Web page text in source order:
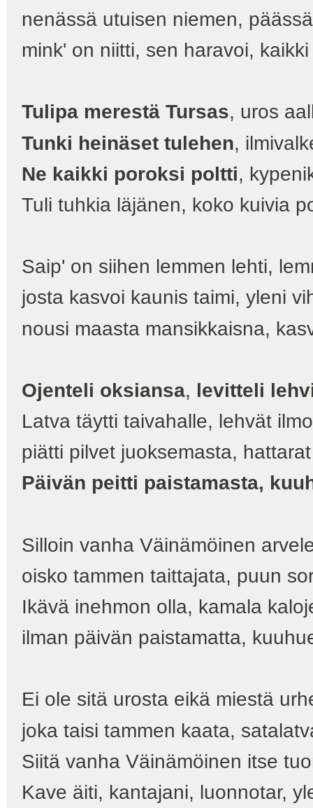
nenässä utuisen niemen,
mink' on niitti, sen haravoi,
Tulipa merestä Tursas, uros
Tunki heinäset tulehen,
Ne kaikki poroksi poltti,
Tuli tuhkia läjänen, koko kuivia
Saip' on siihen lemmen lehti,
josta kasvoi kaunis taimi, yleni
nousi maasta mansikkaisna,
Ojenteli oksiansa, levitteli
Latva täytti taivahalle, lehvät
piätti pilvet juoksemasta,
Päivän peitti paistamasta,
Silloin vanha Väinämöinen
oisko tammen taittajata, puun
Ikävä inehmon olla, kamala
ilman päivän paistamatta,
Ei ole sitä urosta eikä miestä
joka taisi tammen kaata,
Siitä vanha Väinämöinen itse
Kave äiti, kantajani, luonnotar,